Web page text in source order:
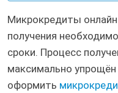
Микрокредиты
получения
сроки. Процесс
максимально
оформить